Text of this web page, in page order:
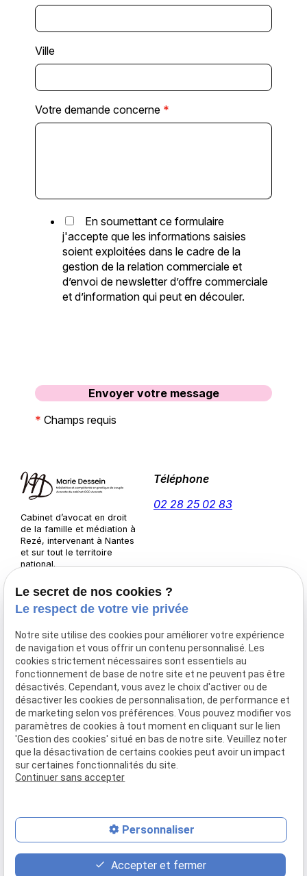
Ville
Votre demande concerne *
En soumettant ce formulaire
j'accepte que les informations saisies
soient exploitées dans le cadre de la
gestion de la relation commerciale et
d’envoi de newsletter d’offre commerciale
et d’information qui peut en découler.
* Champs requis
Cabinet d’avocat en droit
de la famille et médiation à
Rezé, intervenant à Nantes
et sur tout le territoire
national.
Téléphone
02 28 25 02 83
3 Pl. de l'Europe
44400 Rezé
7 Rue d'Anjou,
44390 Nort-sur-Erdre
Jeudi
14:00-
17:00
Vendredi
Sur
rendez-
vous
Samedi-
Dimanche
Fermé
place contact_page phone
Le secret de nos cookies ?
Le respect de votre vie privée
Notre site utilise des cookies pour améliorer votre expérience
de navigation et vous offrir un contenu personnalisé. Les
cookies strictement nécessaires sont essentiels au
fonctionnement de base de notre site et ne peuvent pas être
désactivés. Cependant, vous avez le choix d'activer ou de
désactiver les cookies de personnalisation, de performance et
de marketing selon vos préférences. Vous pouvez modifier vos
paramètres de cookies à tout moment en cliquant sur le lien
'Gestion des cookies' situé en bas de notre site. Veuillez noter
que la désactivation de certains cookies peut avoir un impact
sur certaines fonctionnalités du site.
Continuer sans accepter
Personnaliser
Accepter et fermer